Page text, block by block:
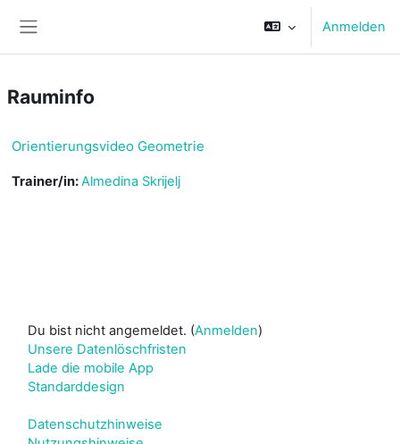
Anmelden
Rauminfo
Orientierungsvideo Geometrie
Trainer/in:Almedina Skrijelj
Du bist nicht angemeldet. (Anmelden)
Unsere Datenlöschfristen
Lade die mobile App
Standarddesign
Datenschutzhinweise